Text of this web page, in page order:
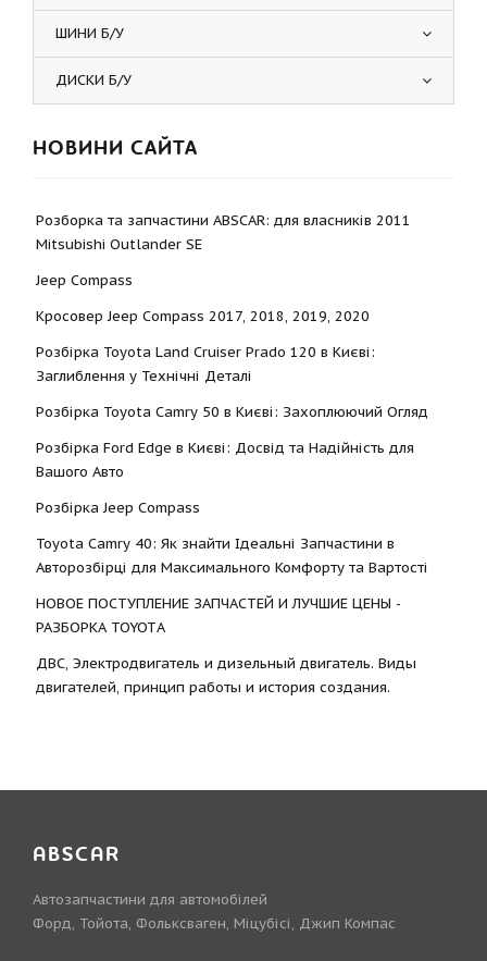
ШИНИ Б/У
ДИСКИ Б/У
НОВИНИ САЙТА
Розборка та запчастини ABSCAR: для власників 2011
Mitsubishi Outlander SE
Jeep Compass
Кросовер Jeep Compass 2017, 2018, 2019, 2020
Розбірка Toyota Land Cruiser Prado 120 в Києві:
Заглиблення у Технічні Деталі
Розбірка Toyota Camry 50 в Києві: Захоплюючий Огляд
Розбірка Ford Edge в Києві: Досвід та Надійність для
Вашого Авто
Розбірка Jeep Compass
Toyota Camry 40: Як знайти Ідеальні Запчастини в
Авторозбірці для Максимального Комфорту та Вартості
НОВОЕ ПОСТУПЛЕНИЕ ЗАПЧАСТЕЙ И ЛУЧШИЕ ЦЕНЫ -
РАЗБОРКА TOYOTА
ДВС, Электродвигатель и дизельный двигатель. Виды
двигателей, принцип работы и история создания.
ABSCAR
Автозапчастини для автомобілей
Форд, Тойота, Фольксваген, Міцубісі, Джип Компас